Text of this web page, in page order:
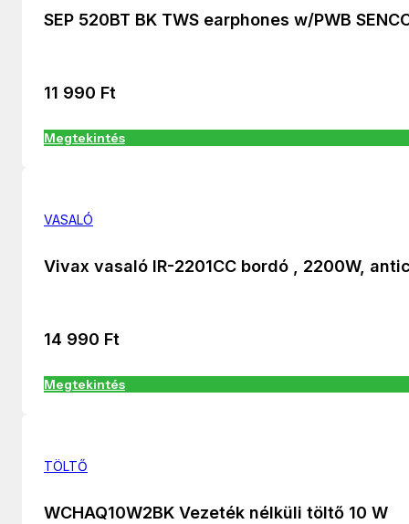
SEP 520BT BK TWS earphones w/PWB
11 990 Ft
Megtekintés
VASALÓ
Vivax vasaló IR-2201CC bordó , 2200W,
14 990 Ft
Megtekintés
TÖLTŐ
WCHAQ10W2BK Vezeték nélküli töltő 10 W